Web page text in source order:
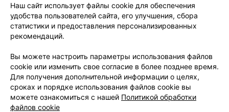
Мужское окрашивание. Блочное
мелирование
от 10 руб.
Обесцвечивание всей длинны (супрой)
от 20 руб.
Добавить компанию
Наш сайт использует файлы cookie для обеспечения
удобства пользователей сайта, его улучшения, сбора
статистики и предоставления персонализированных
рекомендаций.
Вы можете настроить параметры использования файлов
cookie или изменить свое согласие в более позднее время.
Для получения дополнительной информации о целях,
сроках и порядке использования файлов cookie вы
можете ознакомиться с нашей Политикой обработки
файлов cookie